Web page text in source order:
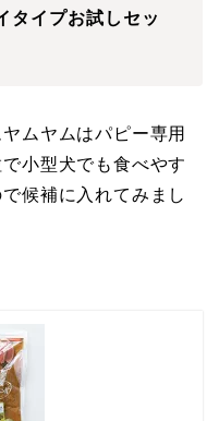
タイプお試しセッ
ムヤムはパピー専用
小型犬でも食べやす
候補に入れてみまし